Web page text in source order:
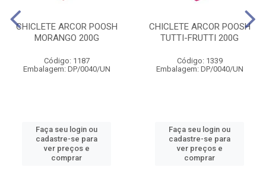
CHICLETE ARCOR POOSH
MORANGO 200G
Código: 1187
Embalagem: DP/0040/UN
Faça seu login ou
cadastre-se para
ver preços e
comprar
CHICLETE ARCOR POOSH
TUTTI-FRUTTI 200G
Código: 1339
Embalagem: DP/0040/UN
Faça seu login ou
cadastre-se para
ver preços e
comprar